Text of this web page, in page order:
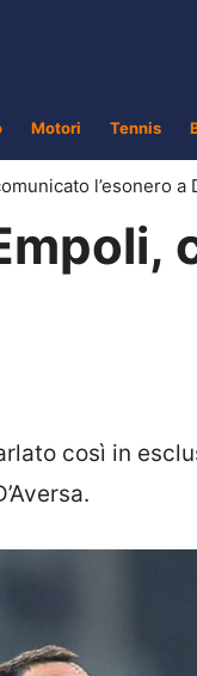
Motori Tennis
l’esonero a
così in